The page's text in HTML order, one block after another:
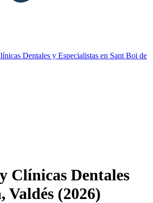
Dentales y Especialistas en Sant Boi de
Clínicas Dentales
Valdés (2026)